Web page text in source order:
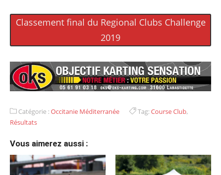
Classement final du Regional Clubs Challenge
2019
Catégorie :Occitanie Méditerranée Tag:Course Club,
Résultats
Vous aimerez aussi :